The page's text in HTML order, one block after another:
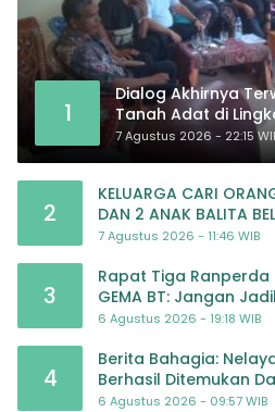
1
Dialog Akhirnya
Tanah Adat di
Nasional Memasuki
7 Agustus 2026 - 22:15
2
KELUARGA CARI
DAN 2 ANAK BALITA
JULI 2026
7 Agustus 2026 - 11:46 WIB
3
Rapat Tiga Ranperda
GEMA BT: Jangan
Pembiayaan yang Tak
6 Agustus 2026 - 19:18 WIB
4
Berita Bahagia:
Berhasil Ditemukan
6 Agustus 2026 - 09:57 WIB